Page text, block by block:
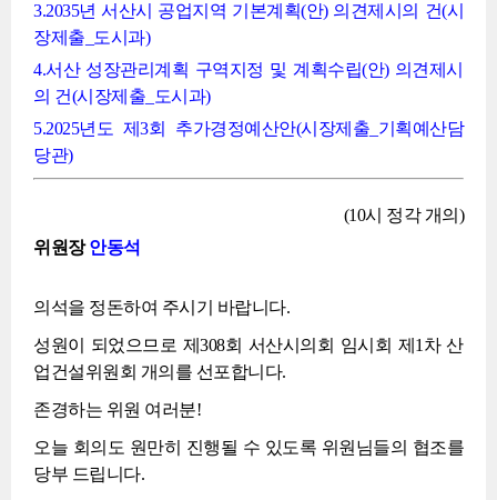
3.2035년 서산시 공업지역 기본계획(안) 의견제시의 건(시
장제출_도시과)
4.서산 성장관리계획 구역지정 및 계획수립(안) 의견제시
의 건(시장제출_도시과)
5.2025년도 제3회 추가경정예산안(시장제출_기획예산담
당관)
(10시 정각 개의)
위원장안동석
의석을 정돈하여 주시기 바랍니다.
성원이 되었으므로 제308회 서산시의회 임시회 제1차 산
업건설위원회 개의를 선포합니다.
존경하는 위원 여러분!
오늘 회의도 원만히 진행될 수 있도록 위원님들의 협조를
당부 드립니다.